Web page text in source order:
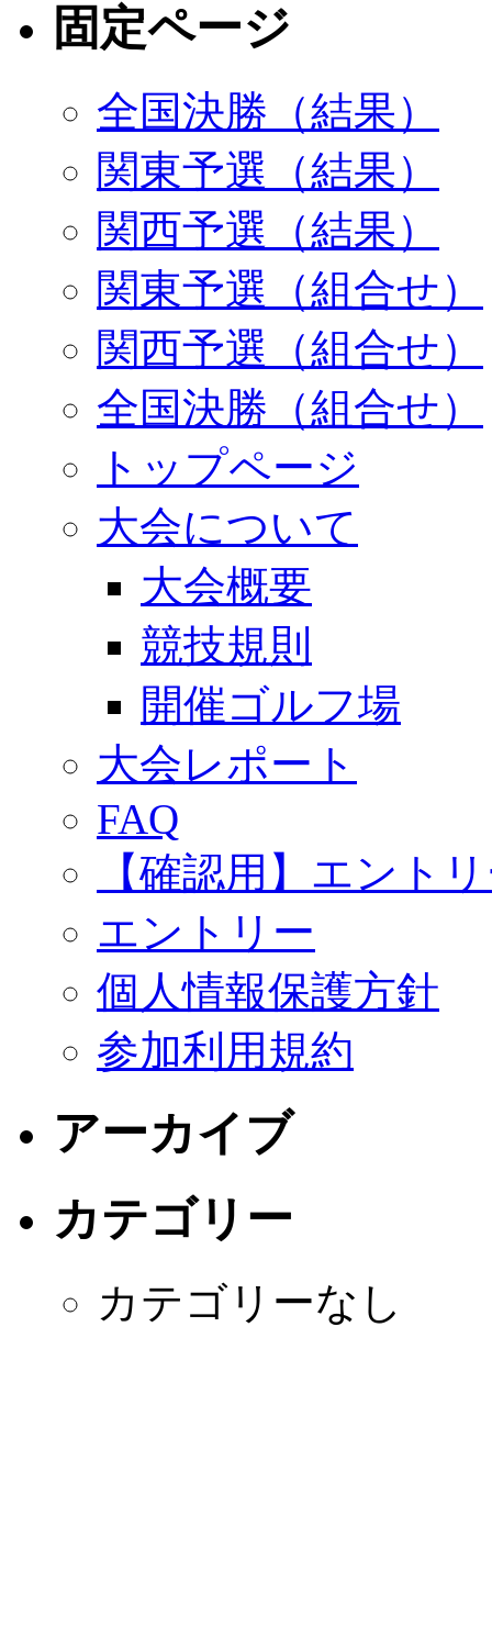
固定ページ
全国決勝（結果）
関東予選（結果）
関西予選（結果）
関東予選（組合せ）
関西予選（組合せ）
全国決勝（組合せ）
トップページ
大会について
大会概要
競技規則
開催ゴルフ場
大会レポート
FAQ
【確認用】エント
エントリー
個人情報保護方針
参加利用規約
アーカイブ
カテゴリー
カテゴリーなし